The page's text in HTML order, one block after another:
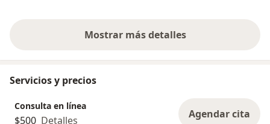
Mostrar más detalles
sobre la experiencia
Servicios y precios
Consulta en línea
$500 Detalles Agendar cita